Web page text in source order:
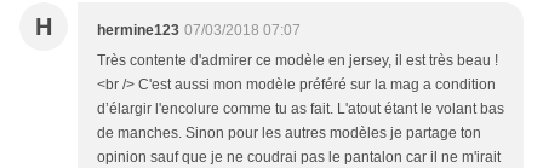
H hermine123 07/03/2018 07:07
Très contente d'admirer ce modèle en jersey, il est très beau !
<br /> C'est aussi mon modèle préféré sur la mag a condition
d’élargir l'encolure comme tu as fait. L'atout étant le volant bas
de manches. Sinon pour les autres modèles je partage ton
opinion sauf que je ne coudrai pas le pantalon car il ne m'irait